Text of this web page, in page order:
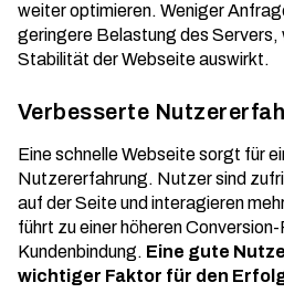
weiter optimieren. Weniger
geringere Belastung des Servers,
Stabilität der Webseite auswirkt.
Verbesserte
Eine schnelle Webseite sorgt für
Nutzererfahrung. Nutzer sind
auf der Seite und interagieren
führt zu einer höheren
Kundenbindung. Eine gute
wichtiger Faktor für den